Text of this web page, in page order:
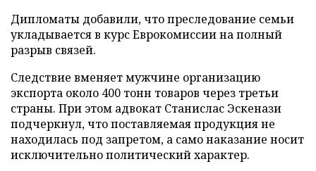
Дипломаты добавили, что преследование семьи
укладывается в курс Еврокомиссии на полный
разрыв связей.
Следствие вменяет мужчине организацию
экспорта около 400 тонн товаров через третьи
страны. При этом адвокат Станислас Эскенази
подчеркнул, что поставляемая продукция не
находилась под запретом, а само наказание носит
исключительно политический характер.